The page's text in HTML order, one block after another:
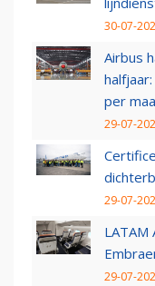
30-07-
Airbus
per
29-07-
29-07-
29-07-